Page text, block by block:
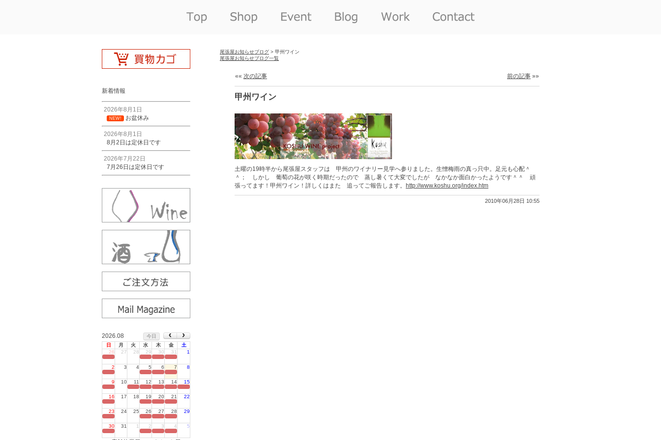
新着情報
2026年8月1日
NEW! お盆休み
2026年8月1日
8月2日は定休日です
2026年7月22日
7月26日は定休日です
2026.08
今日
日
月 火 水 木 金
土
26
27 28 29 30 31 1
2 3 4 5 6 7 8
9 10 11 12 13 14 15
16 17 18 19 20 21 22
23 24 25 26 27 28 29
30 31 1 2 3 4 5
尾張屋お知らせブログ > 甲州ワイン
尾張屋お知らせブログ一覧
«« 次の記事 前の記事 »»
甲州ワイン
土曜の19時半から尾張屋スタッフは 甲州のワイナリー見学へ参りました。生憎梅雨の真っ只中。足元も心配＾
＾； しかし 葡萄の花が咲く時期だったので 蒸し暑くて大変でしたが なかなか面白かったようです＾＾ 頑
張ってます！甲州ワイン！詳しくはまた 追ってご報告します。
http://www.koshu.org/index.htm
2010年06月28日 10:55